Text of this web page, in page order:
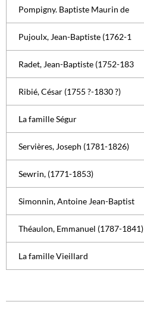
Pompigny. Baptiste Maurin de
Pujoulx, Jean-Baptiste (1762-1
Radet, Jean-Baptiste (1752-183
Ribié, César (1755 ?-1830 ?)
La famille Ségur
Servières, Joseph (1781-1826)
Sewrin, (1771-1853)
Simonnin, Antoine Jean-Baptist
Théaulon, Emmanuel (1787-1841)
La famille Vieillard